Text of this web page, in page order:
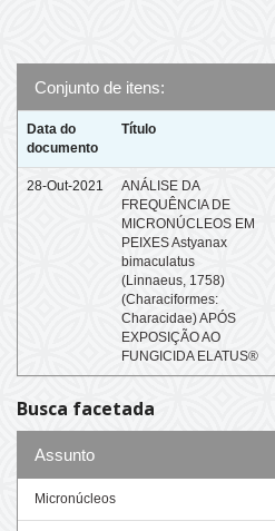
Conjunto de itens:
Data do
documento
Título
28-Out-2021
ANÁLISE DA
FREQUÊNCIA DE
MICRONÚCLEOS EM
PEIXES Astyanax
bimaculatus
(Linnaeus, 1758)
(Characiformes:
Characidae) APÓS
EXPOSIÇÃO AO
FUNGICIDA ELATUS®
Busca facetada
Assunto
Micronúcleos